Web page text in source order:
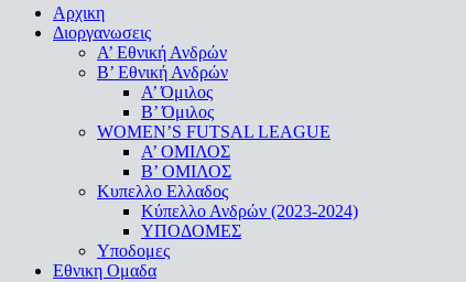
Close
Menu
Αρχικη
Διοργανωσεις
Α’ Εθνική Ανδρών
Β’ Εθνική Ανδρών
A’ Όμιλος
Β’ Όμιλος
WOMEN’S FUTSAL LEAGUE
A’ ΟΜΙΛΟΣ
Β’ ΟΜΙΛΟΣ
Κυπελλο Ελλαδος
Κύπελλο Ανδρών (2023-2024)
ΥΠΟΔΟΜΕΣ
Υποδομες
Εθνικη Ομαδα